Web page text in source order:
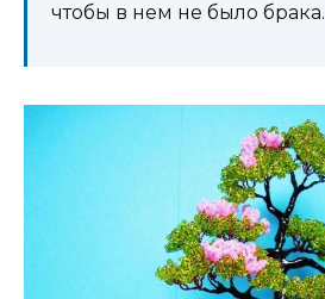
чтобы в нем не было брака.